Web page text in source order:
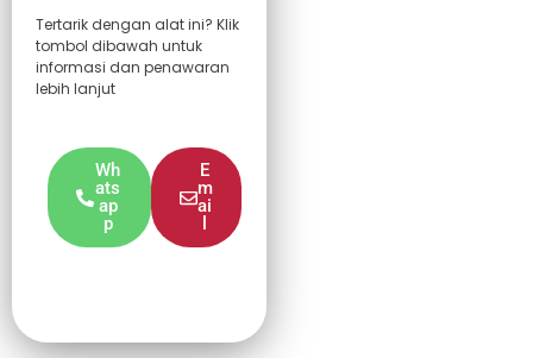
Tertarik dengan alat ini? Klik
tombol dibawah untuk
informasi dan penawaran
lebih lanjut
Wh
ats
ap
p
E
m
ai